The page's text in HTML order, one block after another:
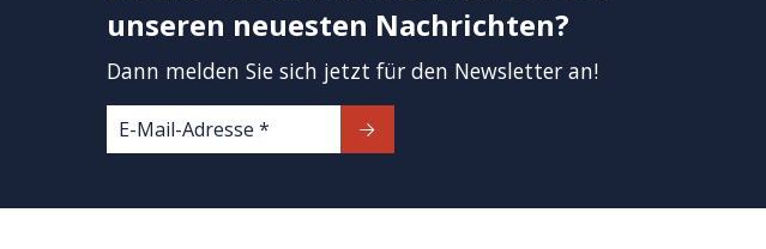
unseren neuesten Nachrichten?
Dann melden Sie sich jetzt für den Newsletter an!